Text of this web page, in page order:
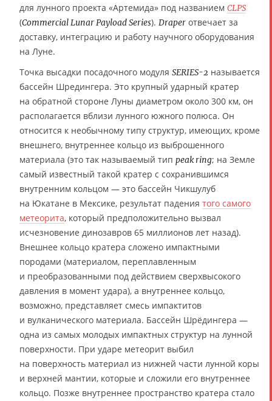
для лунного проекта «Артемида» под названием CLPS
(Commercial Lunar Payload Series). Draper отвечает за
доставку, интеграцию и работу научного оборудования
на Луне.
Точка высадки посадочного модуля SERIES-2 называется
бассейн Шредингера. Это крупный ударный кратер
на обратной стороне Луны диаметром около 300 км, он
располагается вблизи лунного южного полюса. Он
относится к необычному типу структур, имеющих, кроме
внешнего, внутреннее кольцо из выброшенного
материала (это так называемый тип peak ring; на Земле
самый известный такой кратер с сохранившимся
внутренним кольцом — это бассейн Чикшулуб
на Юкатане в Мексике, результат падения того самого
метеорита, который предположительно вызвал
исчезновение динозавров 65 миллионов лет назад).
Внешнее кольцо кратера сложено импактными
породами (материалом, переплавленным
и преобразованными под действием сверхвысокого
давления в момент удара), а внутреннее кольцо,
возможно, представляет смесь импактитов
и вулканического материала. Бассейн Шрёдингера —
одна из самых молодых импактных структур на лунной
поверхности. При ударе метеорит выбил
на поверхность материал из нижней части лунной коры
и верхней мантии, которые и сложили его внутреннее
кольцо. Позже внутреннее пространство кратера стало